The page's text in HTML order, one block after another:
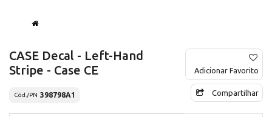
CASE Decal - Left-Hand
Stripe - Case CE
Cód./PN 398798A1
Adicionar Favorito
Compartilhar